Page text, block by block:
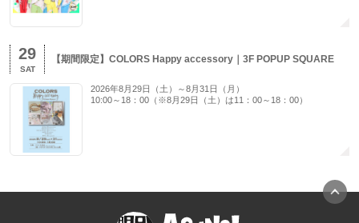
29
SAT
【期間限定】COLORS Happy accessory｜3F POPUP SQUARE
2026年8月29日（土）～8月31日（月）
10:00～18：00（※8月29日（土）は11：00～18：00）